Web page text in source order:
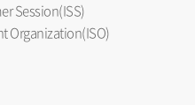
Session(ISS)
Organization(ISO)